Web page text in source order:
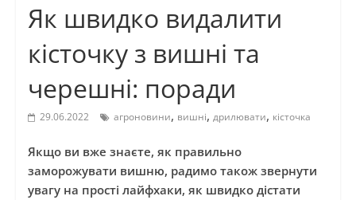
Як швидко видалити
кісточку з вишні та
черешні: поради
29.06.2022 агроновини, вишні, дрилювати, кісточка
Якщо ви вже знаєте, як правильно
заморожувати вишню, радимо також звернути
увагу на прості лайфхаки, як швидко дістати